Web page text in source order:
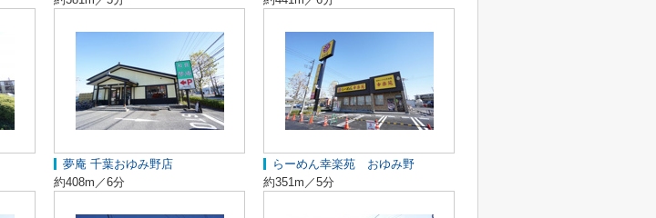
夢庵 千葉おゆみ野店
約408m／6分
らーめん幸楽苑 おゆみ野
約351m／5分